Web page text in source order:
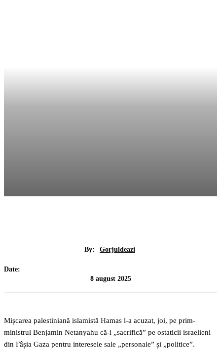
By: Gorjuldeazi
Date:
8 august 2025
Mișcarea palestiniană islamistă Hamas l-a acuzat, joi, pe prim-
ministrul Benjamin Netanyahu că-i „sacrifică” pe ostaticii israelieni
din Fâșia Gaza pentru interesele sale „personale” și „politice”.